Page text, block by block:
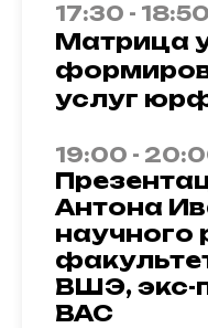
17:30 - 18:50
Матрица
услуг
19:00 -
Антона
научного
ВШЭ, экс-
ВАС